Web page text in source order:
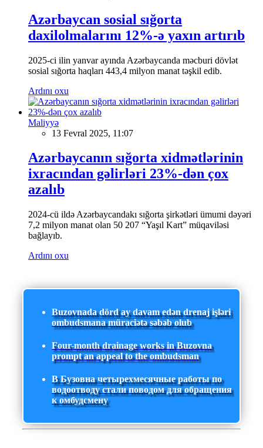
Azərbaycan sosial sığorta
daxilolmalarını 12%-ə yaxın artırıb
2025-ci ilin yanvar ayında Azərbaycanda məcburi dövlət
sosial sığorta haqları 443,4 milyon manat təşkil edib.
Ardını oxu
Maliyyə
13 Fevral 2025, 11:07
Azərbaycanın sığorta xidmətlərinin
ixracından gəlirləri 23%-dən çox
azalıb
2024-cü ildə Azərbaycandakı sığorta şirkətləri ümumi dəyəri
7,2 milyon manat olan 50 207 “Yaşıl Kart” müqaviləsi
bağlayıb.
Ardını oxu
Buzovnada dörd ay davam edən drenaj işləri
ombudsmana müraciətə səbəb olub
Four-month drainage works in Buzovna
prompt an appeal to the ombudsman
В Бузовна четырехмесячные работы по
водоотводу стали поводом для обращения
к омбудсмену